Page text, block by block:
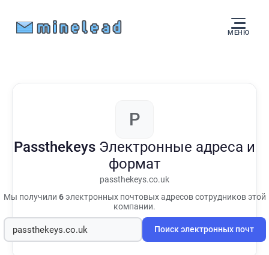
МЕНЮ
P
Passthekeys Электронные адреса и
формат
passthekeys.co.uk
Мы получили 6электронных почтовых адресов сотрудников этой
компании.
Поиск электронных почт